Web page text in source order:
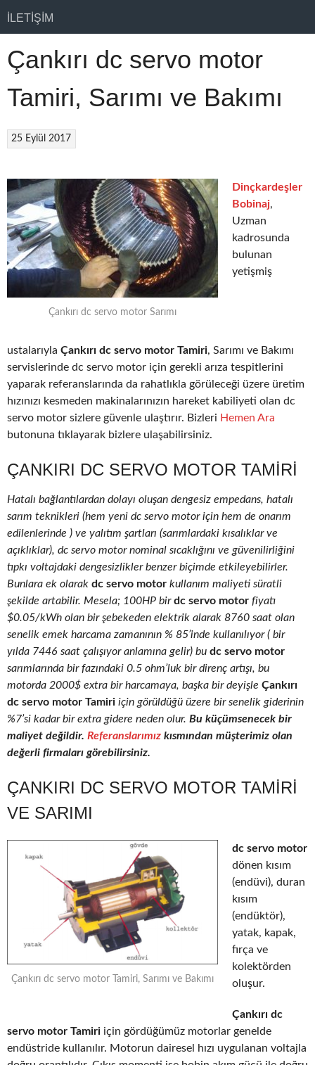
İLETIŞIM
Çankırı dc servo motor
Tamiri, Sarımı ve Bakımı
25 Eylül 2017
Çankırı dc servo motor Sarımı
Dinçkardeşler
Bobinaj,
Uzman
kadrosunda
bulunan
yetişmiş
ustalarıyla Çankırı dc servo motor Tamiri, Sarımı ve Bakımı
servislerinde dc servo motor için gerekli arıza tespitlerini
yaparak referanslarında da rahatlıkla görüleceği üzere üretim
hızınızı kesmeden makinalarınızın hareket kabiliyeti olan dc
servo motor sizlere güvenle ulaştırır. Bizleri Hemen Ara
butonuna tıklayarak bizlere ulaşabilirsiniz.
ÇANKIRI DC SERVO MOTOR TAMIRI
Hatalı bağlantılardan dolayı oluşan dengesiz empedans, hatalı
sarım teknikleri (hem yeni dc servo motor için hem de onarım
edilenlerinde ) ve yalıtım şartları (sarımlardaki kısalıklar ve
açıklıklar), dc servo motor nominal sıcaklığını ve güvenilirliğini
tıpkı voltajdaki dengesizlikler benzer biçimde etkileyebilirler.
Bunlara ek olarak dc servo motor kullanım maliyeti süratli
şekilde artabilir. Mesela; 100HP birdc servo motor fiyatı
$0.05/kWh olan bir şebekeden elektrik alarak 8760 saat olan
senelik emek harcama zamanının % 85’inde kullanılıyor ( bir
yılda 7446 saat çalışıyor anlamına gelir) bu dc servo motor
sarımlarında bir fazındaki 0.5 ohm’luk bir direnç artışı, bu
motorda 2000$ extra bir harcamaya, başka bir deyişle Çankırı
dc servo motor Tamiri için görüldüğü üzere bir senelik giderinin
%7’si kadar bir extra gidere neden olur. Bu küçümsenecek bir
maliyet değildir. Referanslarımız kısmından müşterimiz olan
değerli firmaları görebilirsiniz.
ÇANKIRI DC SERVO MOTOR TAMIRI
VE SARIMI
Çankırı dc servo motor Tamiri, Sarımı ve Bakımı
dc servo motor
dönen kısım
(endüvi), duran
kısım
(endüktör),
yatak, kapak,
fırça ve
kolektörden
oluşur.
Çankırı dc
servo motor Tamiri için gördüğümüz motorlar genelde
endüstride kullanılır. Motorun dairesel hızı uygulanan voltajla